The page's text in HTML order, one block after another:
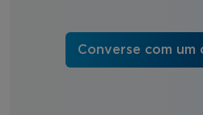
Converse com um